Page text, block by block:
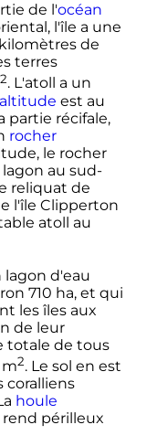
de l'océan
l'île a une
de
terres
2. L'atoll a un
altitude est au
partie récifale,
rocher
le rocher
au sud-
reliquat de
l'île Clipperton
atoll au
d'eau
710 ha, et qui
les îles aux
de leur
totale de tous
m2. Le sol en est
coralliens
houle
périlleux